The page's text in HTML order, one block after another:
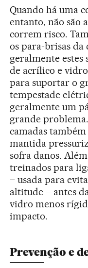
Quando há uma
entanto, não são
correm risco.
os para-brisas da
geralmente estes
de acrílico e
para suportar o
tempestade
geralmente um
grande
camadas
mantida
sofra danos.
treinados para
– usada para
altitude – antes
vidro menos
impacto.
Prevenção e